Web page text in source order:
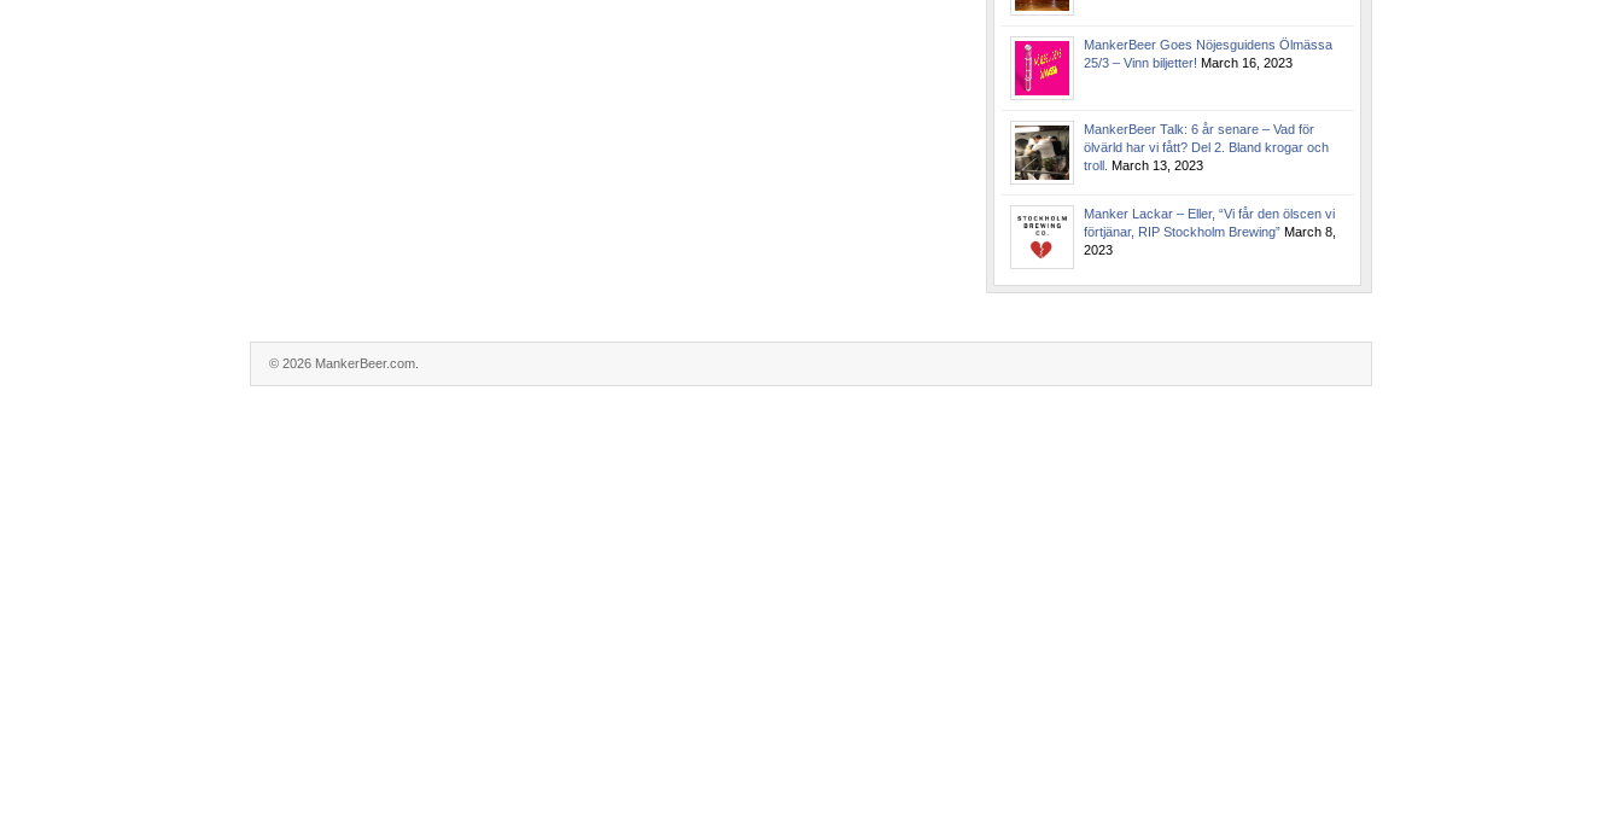
MankerBeer Goes Nöjesguidens Ölmässa
25/3 – Vinn biljetter! March 16, 2023
MankerBeer Talk: 6 år senare – Vad för
ölvärld har vi fått? Del 2. Bland krogar och
troll. March 13, 2023
Manker Lackar – Eller, “Vi får den ölscen vi
förtjänar, RIP Stockholm Brewing” March 8,
2023
© 2026 MankerBeer.com.